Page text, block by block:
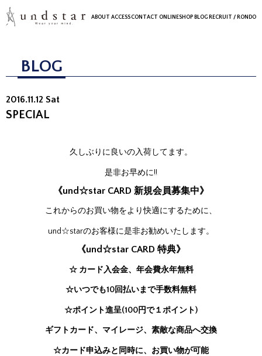
ABOUT ACCESSCONTACT ONLINESHOP BLOG RECRUIT / RONDO
BLOG
2016.11.12 Sat
SPECIAL
久しぶりに良いの入荷してます。
是非お早めに!!
《und☆star CARD 新規会員募集中》
これからのお買い物をより快適にするために、
und☆starのお客様に是非お勧めいたします。
《und☆star CARD 特典》
☆ カード入会金、年会費永年無料
☆いつでも10回払いまで手数料無料
☆ポイント進呈(100円で１ポイント)
ギフトカード、マイレージ、素敵な商品へ交換
☆カード申込みと同時に、お買い物が可能